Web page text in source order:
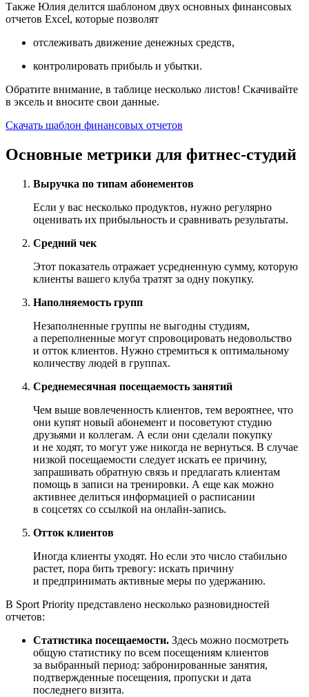
Также Юлия делится шаблоном двух основных финансовых
отчетов Excel, которые позволят
отслеживать движение денежных средств,
контролировать прибыль и убытки.
Обратите внимание, в таблице несколько листов! Скачивайте
в эксель и вносите свои данные.
Скачать шаблон финансовых отчетов
Основные метрики для фитнес-студий
Выручка по типам абонементов
Если у вас несколько продуктов, нужно регулярно
оценивать их прибыльность и сравнивать результаты.
Средний чек
Этот показатель отражает усредненную сумму, которую
клиенты вашего клуба тратят за одну покупку.
Наполняемость групп
Незаполненные группы не выгодны студиям,
а переполненные могут спровоцировать недовольство
и отток клиентов. Нужно стремиться к оптимальному
количеству людей в группах.
Среднемесячная посещаемость занятий
Чем выше вовлеченность клиентов, тем вероятнее, что
они купят новый абонемент и посоветуют студию
друзьями и коллегам. А если они сделали покупку
и не ходят, то могут уже никогда не вернуться. В случае
низкой посещаемости следует искать ее причину,
запрашивать обратную связь и предлагать клиентам
помощь в записи на тренировки. А еще как можно
активнее делиться информацией о расписании
в соцсетях со ссылкой на онлайн-запись.
Отток клиентов
Иногда клиенты уходят. Но если это число стабильно
растет, пора бить тревогу: искать причину
и предпринимать активные меры по удержанию.
В Sport Priority представлено несколько разновидностей
отчетов:
Статистика посещаемости. Здесь можно посмотреть
общую статистику по всем посещениям клиентов
за выбранный период: забронированные занятия,
подтвержденные посещения, пропуски и дата
последнего визита.